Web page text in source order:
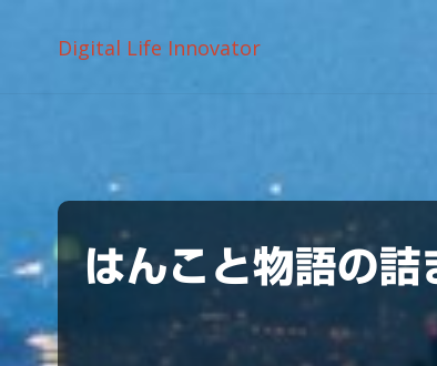
Digital Life Innovator
はんこと物語の